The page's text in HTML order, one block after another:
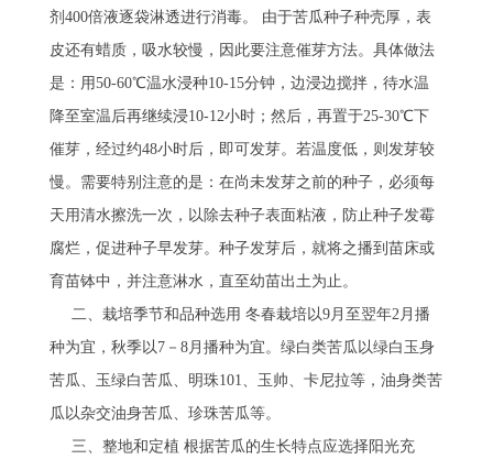
剂400倍液逐袋淋透进行消毒。 由于苦瓜种子种壳厚，表
皮还有蜡质，吸水较慢，因此要注意催芽方法。具体做法
是：用50-60℃温水浸种10-15分钟，边浸边搅拌，待水温
降至室温后再继续浸10-12小时；然后，再置于25-30℃下
催芽，经过约48小时后，即可发芽。若温度低，则发芽较
慢。需要特别注意的是：在尚未发芽之前的种子，必须每
天用清水擦洗一次，以除去种子表面粘液，防止种子发霉
腐烂，促进种子早发芽。种子发芽后，就将之播到苗床或
育苗钵中，并注意淋水，直至幼苗出土为止。
二、栽培季节和品种选用 冬春栽培以9月至翌年2月播
种为宜，秋季以7－8月播种为宜。绿白类苦瓜以绿白玉身
苦瓜、玉绿白苦瓜、明珠101、玉帅、卡尼拉等，油身类苦
瓜以杂交油身苦瓜、珍珠苦瓜等。
三、整地和定植 根据苦瓜的生长特点应选择阳光充